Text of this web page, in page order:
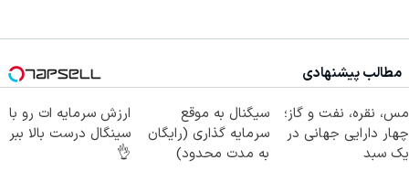
مطالب پیشنهادی
مس، نقره، نفت و گاز؛
چهار دارایی جهانی در
یک سبد
سیگنال به موقع
سرمایه گذاری (رایگان
به مدت محدود)
ارزش سرمایه ات رو با
سینگال درست بالا ببر
👌